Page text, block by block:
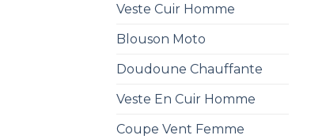
Veste Cuir Homme
Blouson Moto
Doudoune Chauffante
Veste En Cuir Homme
Coupe Vent Femme